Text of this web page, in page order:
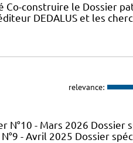
Co-construire le Dossier
DEDALUS et les
relevance:
N°10 - Mars 2026 Dossier
- Avril 2025 Dossier